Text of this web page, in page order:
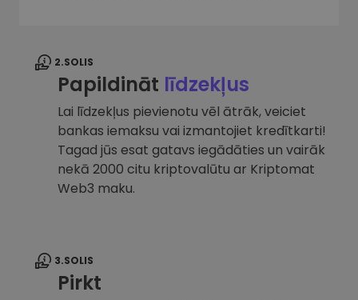
2.SOLIS
Papildināt līdzekļus
Lai līdzekļus pievienotu vēl ātrāk, veiciet
bankas iemaksu vai izmantojiet kredītkarti!
Tagad jūs esat gatavs iegādāties un vairāk
nekā 2000 citu kriptovalūtu ar Kriptomat
Web3 maku.
3.SOLIS
Pirkt